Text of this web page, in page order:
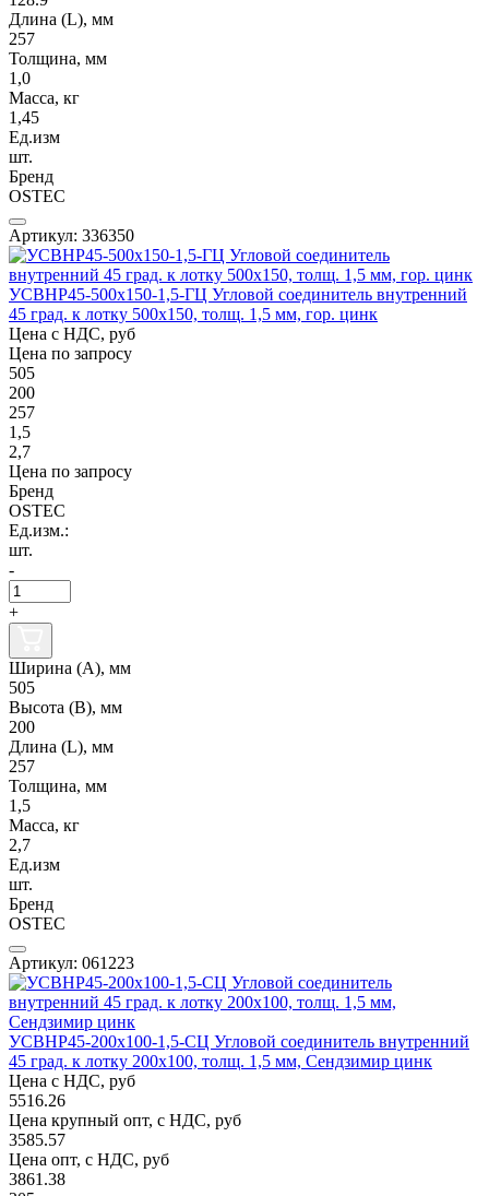
Длина (L), мм
257
Толщина, мм
1,0
Масса, кг
1,45
Ед.изм
шт.
Бренд
OSTEC
Артикул: 336350
УСВНР45-500х150-1,5-ГЦ Угловой соединитель внутренний
45 град. к лотку 500х150, толщ. 1,5 мм, гор. цинк
Цена с НДС, руб
Цена по запросу
505
200
257
1,5
2,7
Цена по запросу
Бренд
OSTEC
Ед.изм.:
шт.
-
+
Ширина (А), мм
505
Высота (В), мм
200
Длина (L), мм
257
Толщина, мм
1,5
Масса, кг
2,7
Ед.изм
шт.
Бренд
OSTEC
Артикул: 061223
УСВНР45-200х100-1,5-СЦ Угловой соединитель внутренний
45 град. к лотку 200х100, толщ. 1,5 мм, Сендзимир цинк
Цена с НДС, руб
5516.26
Цена крупный опт, с НДС, руб
3585.57
Цена опт, с НДС, руб
3861.38